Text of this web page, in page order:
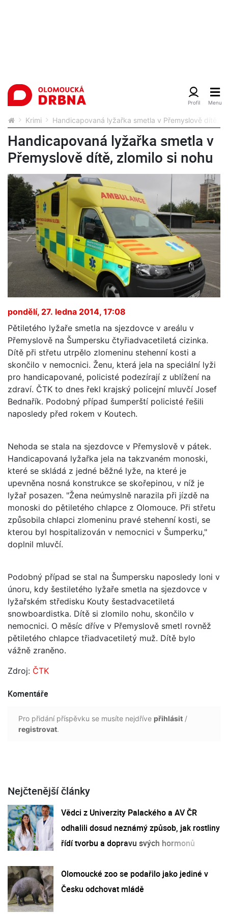
Krimi Handicapovaná lyžařka smetla v Přemyslově dítě,
Handicapovaná lyžařka smetla v
Přemyslově dítě, zlomilo si nohu
pondělí, 27. ledna 2014, 17:08
Pětiletého lyžaře smetla na sjezdovce v areálu v
Přemyslově na Šumpersku čtyřiadvacetiletá cizinka.
Dítě při střetu utrpělo zlomeninu stehenní kosti a
skončilo v nemocnici. Ženu, která jela na speciální lyži
pro handicapované, policisté podezírají z ublížení na
zdraví. ČTK to dnes řekl krajský policejní mluvčí Josef
Bednařík. Podobný případ šumperští policisté řešili
naposledy před rokem v Koutech.
Nehoda se stala na sjezdovce v Přemyslově v pátek.
Handicapovaná lyžařka jela na takzvaném monoski,
které se skládá z jedné běžné lyže, na které je
upevněna nosná konstrukce se skořepinou, v níž je
lyžař posazen. "Žena neúmyslně narazila při jízdě na
monoski do pětiletého chlapce z Olomouce. Při střetu
způsobila chlapci zlomeninu pravé stehenní kosti, se
kterou byl hospitalizován v nemocnici v Šumperku,"
doplnil mluvčí.
Podobný případ se stal na Šumpersku naposledy loni v
únoru, kdy šestiletého lyžaře smetla na sjezdovce v
lyžařském středisku Kouty šestadvacetiletá
snowboardistka. Dítě si zlomilo nohu, skončilo v
nemocnici. O měsíc dříve v Přemyslově smetl rovněž
pětiletého chlapce třiadvacetiletý muž. Dítě bylo
vážně zraněno.
Zdroj: ČTK
Komentáře
Pro přidání příspěvku se musíte nejdříve přihlásit /
registrovat.
Nejčtenější články
Vědci z Univerzity Palackého a AV ČR
odhalili dosud neznámý způsob, jak rostliny
řídí tvorbu a dopravu svých hormonů
Olomoucké zoo se podařilo jako jediné v
Česku odchovat mládě